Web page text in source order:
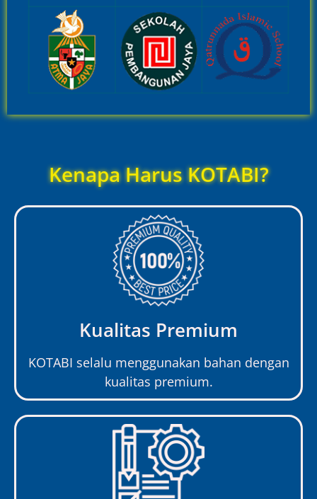
Kenapa Harus KOTABI?
Kualitas Premium
KOTABI selalu menggunakan bahan dengan
kualitas premium.